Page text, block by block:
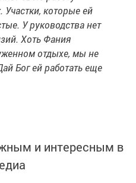
Участки, которые ей
У руководства нет
Хоть Фания
отдыхе, мы не
Бог ей работать еще
и интересным в